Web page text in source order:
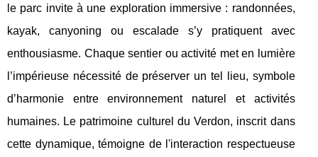
le parc invite à une exploration immersive : randonnées,
kayak, canyoning ou escalade s’y pratiquent avec
enthousiasme. Chaque sentier ou activité met en lumière
l’impérieuse nécessité de préserver un tel lieu, symbole
d’harmonie entre environnement naturel et activités
humaines. Le patrimoine culturel du Verdon, inscrit dans
cette dynamique, témoigne de l'interaction respectueuse